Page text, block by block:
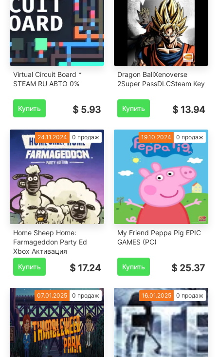
Virtual Circuit Board *
STEAM RU АВТО 0%
Купить $ 5.93
Dragon BallXenoverse
2Super PassDLCSteam Key
Купить $ 13.94
24.11.2024 0 продаж
Home Sheep Home:
Farmageddon Party Ed
Xbox Активация
Купить
$ 17.24
19.10.2024 0 продаж
My Friend Peppa Pig EPIC
GAMES (PC)
Купить $ 25.37
07.01.2025 0 продаж 16.01.2025 0 продаж